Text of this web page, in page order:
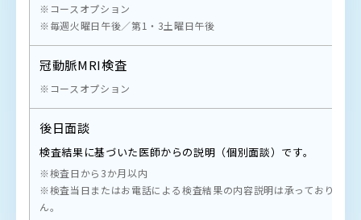
※コースオプション
※毎週火曜日午後／第1・3土曜日午後
冠動脈MRI検査
※コースオプション
後日面談
検査結果に基づいた医師からの説明（個別面談）です。
※検査日から3か月以内
※検査当日またはお電話による検査結果の内容説明は承っておりませ
ん。